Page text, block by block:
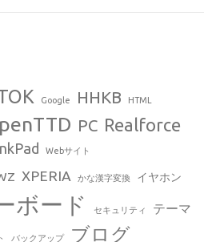
Google HHKB HTML
PC Realforce
Webサイト
XPERIA かな漢字変換 イヤホン
ボード セキュリティ
テーマ
バックアップ ブログ